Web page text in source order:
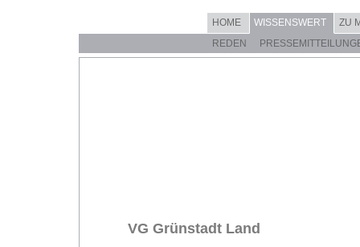
HOME
WISSENSWERT
REDEN
ZU
VG Grünstadt Land